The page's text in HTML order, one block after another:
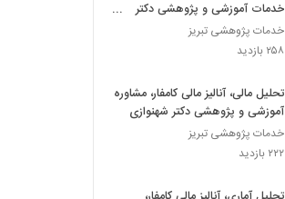
خدمات آموزشی و پژوهشی دکتر
شهنوازی
خدمات پژوهشی تبریز
۲۵۸ بازدید
تحلیل مالی، آنالیز مالی کامفار، مشاوره
آموزشی و پژوهشی دکتر شهنوازی
خدمات پژوهشی تبریز
۲۲۲ بازدید